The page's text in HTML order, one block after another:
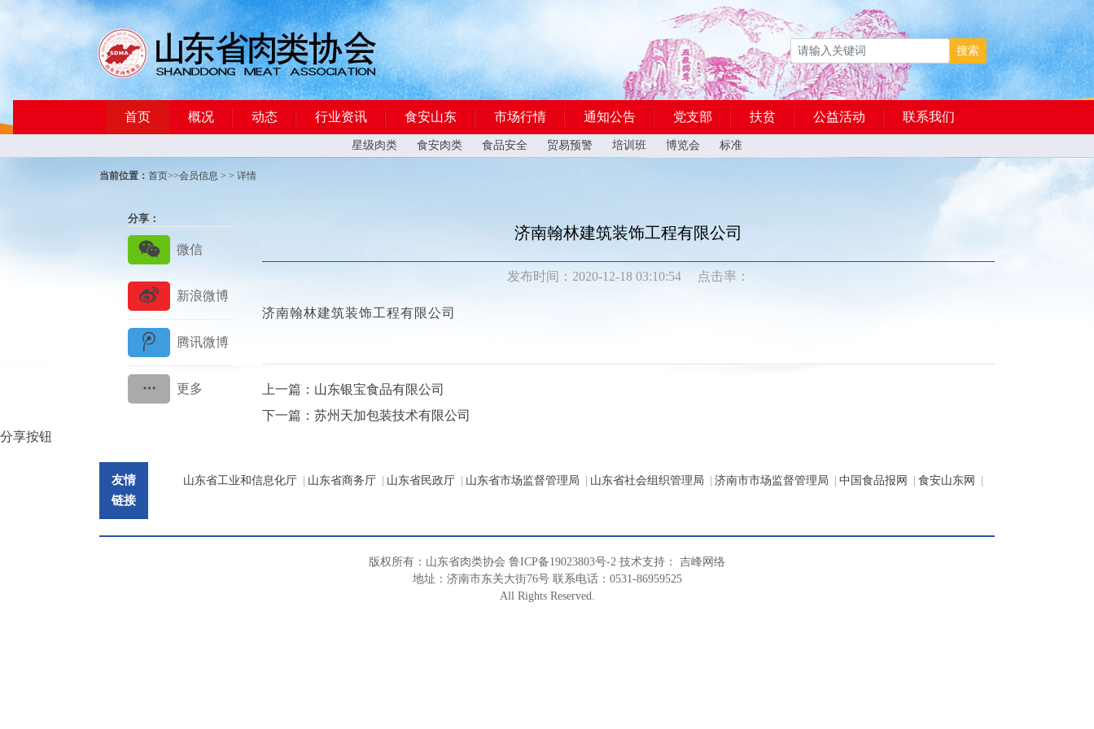
搜索
首页 概况 动态 行业资讯 食安山东 市场行情 通知公告 党支部 扶贫 公益活动 联系我们
星级肉类 食安肉类 食品安全 贸易预警 培训班 博览会 标准
当前位置： 首页>>会员信息 > > 详情
分享：
济南翰林建筑装饰工程有限公司
发布时间：2020-12-18 03:10:54 点击率：
济南翰林建筑装饰工程有限公司
上一篇： 山东银宝食品有限公司
下一篇： 苏州天加包装技术有限公司
分享按钮
友情
链接
山东省工业和信息化厅 山东省商务厅 山东省民政厅 山东省市场监督管理局 山东省社会组织管理局 济南市市场监督管理局 中国食品报网 食安山东网
版权所有：山东省肉类协会 鲁ICP备19023803号-2 技术支持 ： 吉峰网络
地址：济南市东关大街76号 联系电话：0531-86959525
All Rights Reserved.